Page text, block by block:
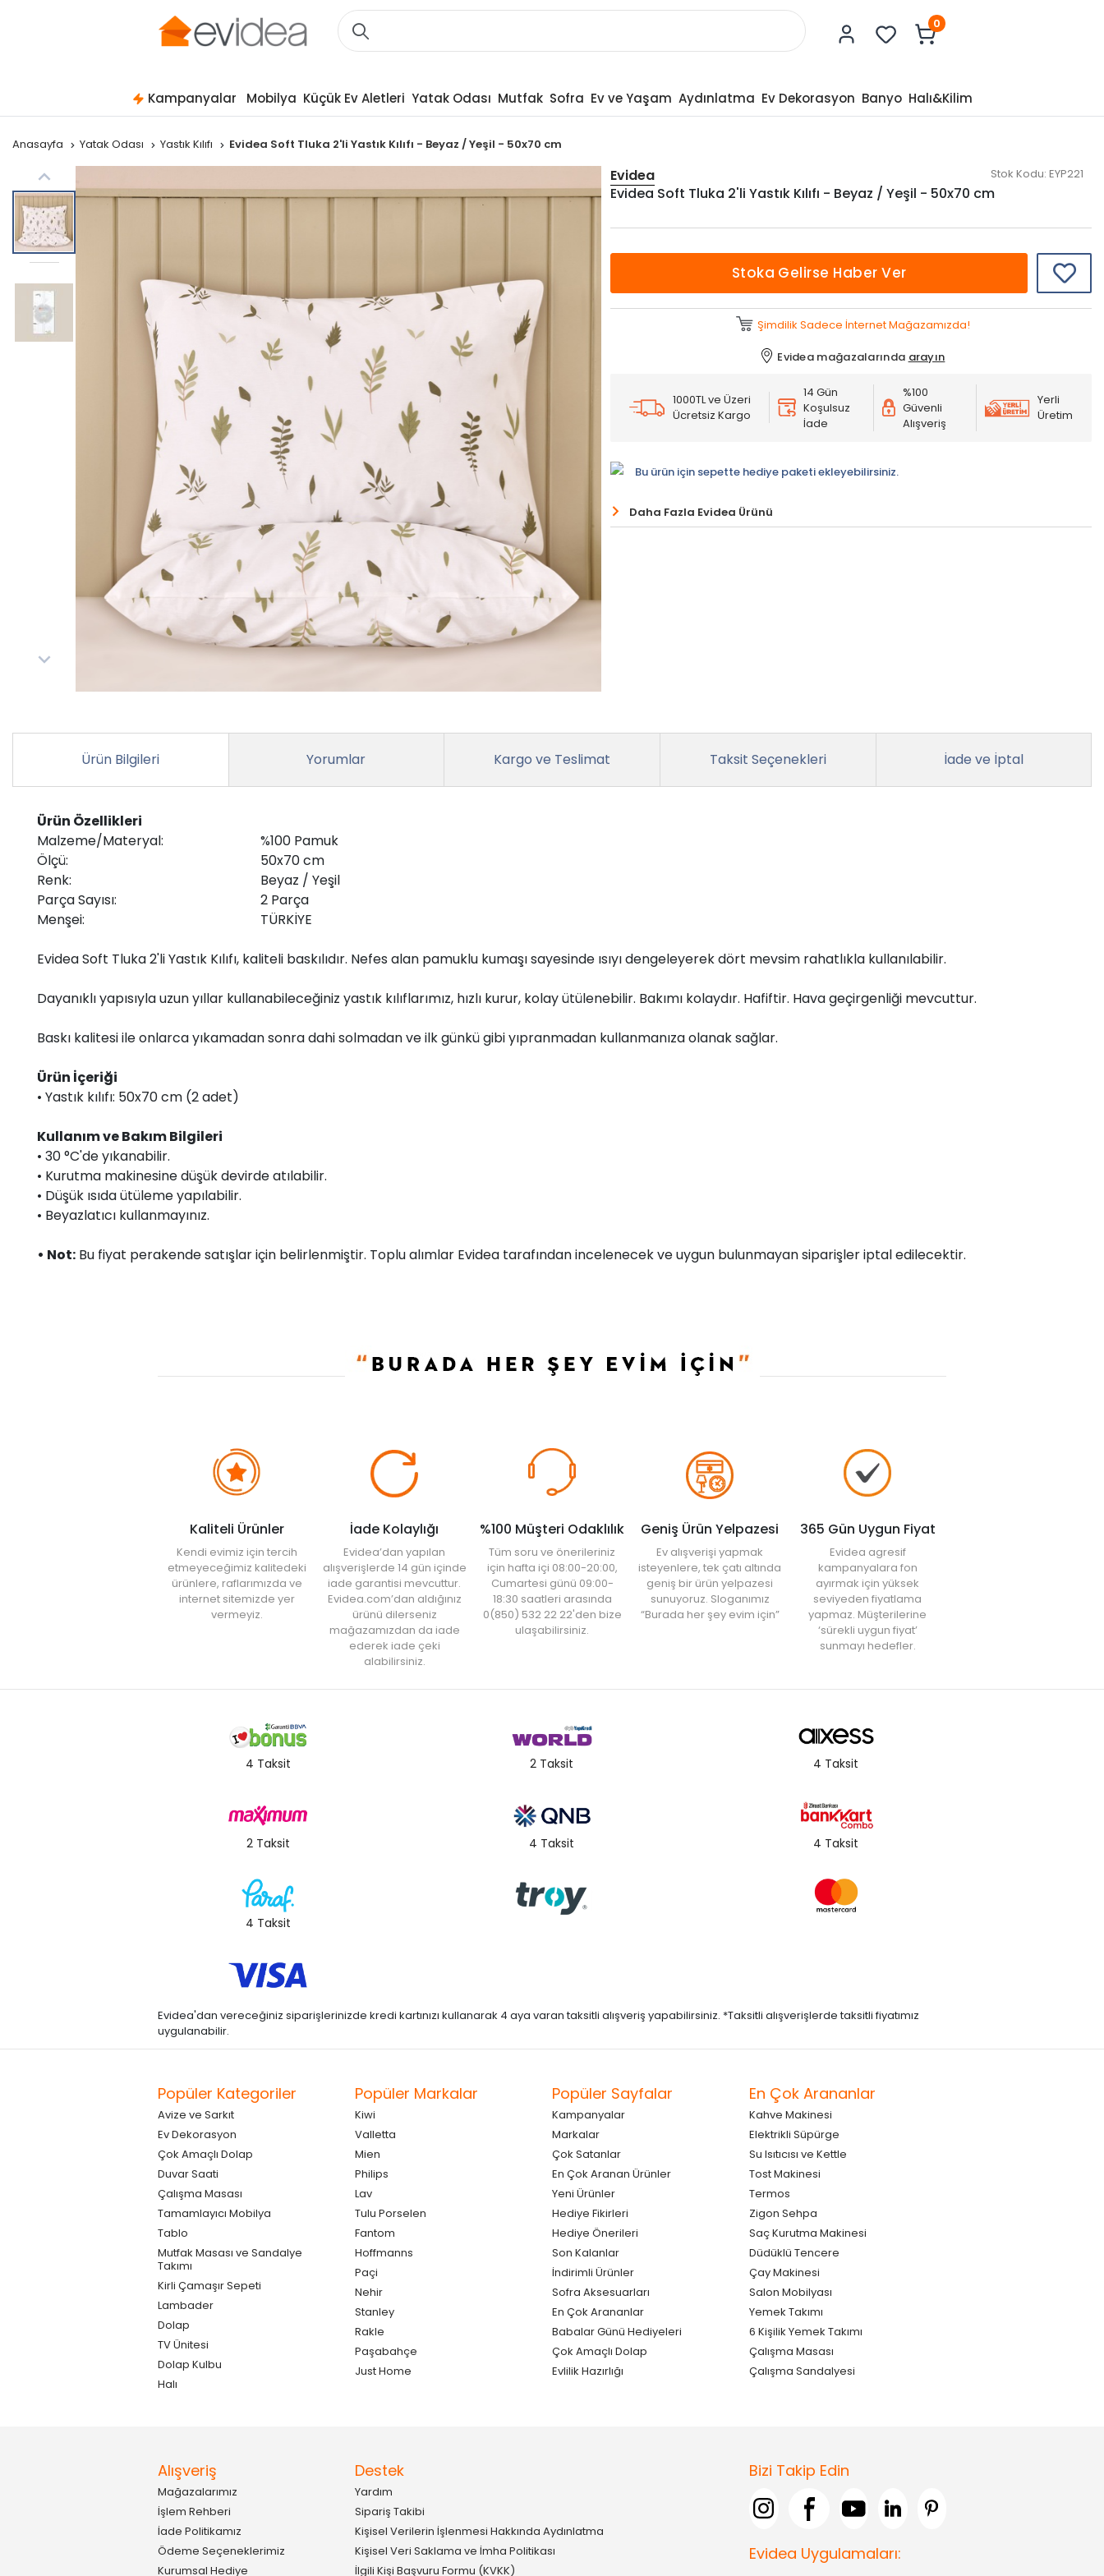
0
Kampanyalar Mobilya Küçük Ev Aletleri Yatak Odası Mutfak Sofra Ev ve Yaşam Aydınlatma Ev Dekorasyon Banyo Halı&Kilim
Anasayfa Yatak Odası Yastık Kılıfı Evidea Soft Tluka 2'li Yastık Kılıfı - Beyaz / Yeşil - 50x70 cm
Evidea Stok Kodu: EYP221
Evidea Soft Tluka 2'li Yastık Kılıfı - Beyaz / Yeşil - 50x70 cm
Stoka Gelirse Haber Ver
Şimdilik Sadece İnternet Mağazamızda!
Evidea mağazalarında arayın
1000TL ve Üzeri
Ücretsiz Kargo
14 Gün
Koşulsuz
İade
%100
Güvenli
Alışveriş
Yerli
Üretim
Bu ürün için sepette hediye paketi ekleyebilirsiniz.
Daha Fazla Evidea Ürünü
Ürün Bilgileri Yorumlar Kargo ve Teslimat Taksit Seçenekleri İade ve İptal
Ürün Özellikleri
Malzeme/Materyal:
%100 Pamuk
Ölçü:
50x70 cm
Renk:
Beyaz / Yeşil
Parça Sayısı:
2 Parça
Menşei:
TÜRKİYE
Evidea Soft Tluka 2'li Yastık Kılıfı, kaliteli baskılıdır. Nefes alan pamuklu kumaşı sayesinde ısıyı dengeleyerek dört mevsim rahatlıkla kullanılabilir.
Dayanıklı yapısıyla uzun yıllar kullanabileceğiniz yastık kılıflarımız, hızlı kurur, kolay ütülenebilir. Bakımı kolaydır. Hafiftir. Hava geçirgenliği mevcuttur.
Baskı kalitesi ile onlarca yıkamadan sonra dahi solmadan ve ilk günkü gibi yıpranmadan kullanmanıza olanak sağlar.
Ürün İçeriği
• Yastık kılıfı: 50x70 cm (2 adet)
Kullanım ve Bakım Bilgileri
• 30 °C'de yıkanabilir.
• Kurutma makinesine düşük devirde atılabilir.
• Düşük ısıda ütüleme yapılabilir.
• Beyazlatıcı kullanmayınız.
• Not: Bu fiyat perakende satışlar için belirlenmiştir. Toplu alımlar Evidea tarafından incelenecek ve uygun bulunmayan siparişler iptal edilecektir.
Kaliteli Ürünler
Kendi evimiz için tercih
etmeyeceğimiz kalitedeki
ürünlere, raflarımızda ve
internet sitemizde yer
vermeyiz.
İade Kolaylığı
Evidea’dan yapılan
alışverişlerde 14 gün içinde
iade garantisi mevcuttur.
Evidea.com’dan aldığınız
ürünü dilerseniz
mağazamızdan da iade
ederek iade çeki
alabilirsiniz.
%100 Müşteri Odaklılık
Tüm soru ve önerileriniz
için hafta içi 08:00-20:00,
Cumartesi günü 09:00-
18:30 saatleri arasında
0(850) 532 22 22'den bize
ulaşabilirsiniz.
Geniş Ürün Yelpazesi
Ev alışverişi yapmak
isteyenlere, tek çatı altında
geniş bir ürün yelpazesi
sunuyoruz. Sloganımız
“Burada her şey evim için”
365 Gün Uygun Fiyat
Evidea agresif
kampanyalara fon
ayırmak için yüksek
seviyeden fiyatlama
yapmaz. Müşterilerine
‘sürekli uygun fiyat’
sunmayı hedefler.
4 Taksit 2 Taksit 4 Taksit
2 Taksit 4 Taksit 4 Taksit
4 Taksit
Evidea'dan vereceğiniz siparişlerinizde kredi kartınızı kullanarak 4 aya varan taksitli alışveriş yapabilirsiniz. *Taksitli alışverişlerde taksitli fiyatımız
uygulanabilir.
Popüler Kategoriler
Avize ve Sarkıt
Ev Dekorasyon
Çok Amaçlı Dolap
Duvar Saati
Çalışma Masası
Tamamlayıcı Mobilya
Tablo
Mutfak Masası ve Sandalye
Takımı
Kirli Çamaşır Sepeti
Lambader
Dolap
TV Ünitesi
Dolap Kulbu
Halı
Popüler Markalar
Kiwi
Valletta
Mien
Philips
Lav
Tulu Porselen
Fantom
Hoffmanns
Paçi
Nehir
Stanley
Rakle
Paşabahçe
Just Home
Popüler Sayfalar
Kampanyalar
Markalar
Çok Satanlar
En Çok Aranan Ürünler
Yeni Ürünler
Hediye Fikirleri
Hediye Önerileri
Son Kalanlar
İndirimli Ürünler
Sofra Aksesuarları
En Çok Arananlar
Babalar Günü Hediyeleri
Çok Amaçlı Dolap
Evlilik Hazırlığı
En Çok Arananlar
Kahve Makinesi
Elektrikli Süpürge
Su Isıtıcısı ve Kettle
Tost Makinesi
Termos
Zigon Sehpa
Saç Kurutma Makinesi
Düdüklü Tencere
Çay Makinesi
Salon Mobilyası
Yemek Takımı
6 Kişilik Yemek Takımı
Çalışma Masası
Çalışma Sandalyesi
Alışveriş
Mağazalarımız
İşlem Rehberi
İade Politikamız
Ödeme Seçeneklerimiz
Kurumsal Hediye
Destek
Yardım
Sipariş Takibi
Kişisel Verilerin İşlenmesi Hakkında Aydınlatma
Kişisel Veri Saklama ve İmha Politikası
İlgili Kişi Başvuru Formu (KVKK)
Bizi Takip Edin
Evidea Uygulamaları: